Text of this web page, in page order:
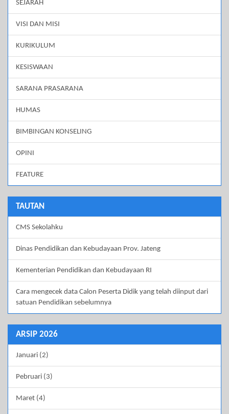
SEJARAH
VISI DAN MISI
KURIKULUM
KESISWAAN
SARANA PRASARANA
HUMAS
BIMBINGAN KONSELING
OPINI
FEATURE
TAUTAN
CMS Sekolahku
Dinas Pendidikan dan Kebudayaan Prov. Jateng
Kementerian Pendidikan dan Kebudayaan RI
Cara mengecek data Calon Peserta Didik yang telah diinput dari
satuan Pendidikan sebelumnya
ARSIP 2026
Januari (2)
Pebruari (3)
Maret (4)